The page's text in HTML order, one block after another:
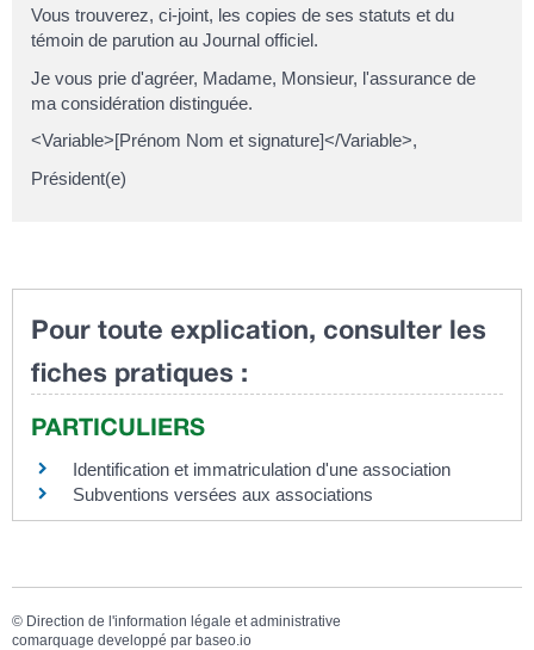
Vous trouverez, ci-joint, les copies de ses statuts et du
témoin de parution au Journal officiel.
Je vous prie d'agréer, Madame, Monsieur, l'assurance de
ma considération distinguée.
<Variable>[Prénom Nom et signature]</Variable>,
Président(e)
Pour toute explication, consulter les
fiches pratiques :
PARTICULIERS
Identification et immatriculation d'une association
Subventions versées aux associations
© Direction de l'information légale et administrative
comarquage developpé par baseo.io